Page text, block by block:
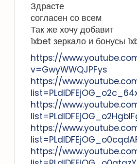
Здрасте
согласен со всем
Так же хочу добавит
1xbet зеркало и бонусы
https://
v=GwyWWQJPFys
https://
https://
https://
https://